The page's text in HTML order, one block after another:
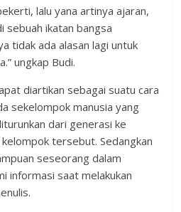
lalu yana artinya ajaran,
sebuah ikatan bangsa
tidak ada alasan lagi untuk
ungkap Budi.
diartikan sebagai suatu cara
sekelompok manusia yang
dari generasi ke
tersebut. Sedangkan
seseorang dalam
informasi saat melakukan